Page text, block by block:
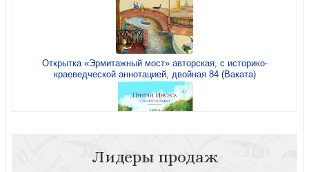
Открытка «Эрмитажный мост» авторская, с историко-
краеведческой аннотацией, двойная 84 (Ваката)
Лидеры продаж